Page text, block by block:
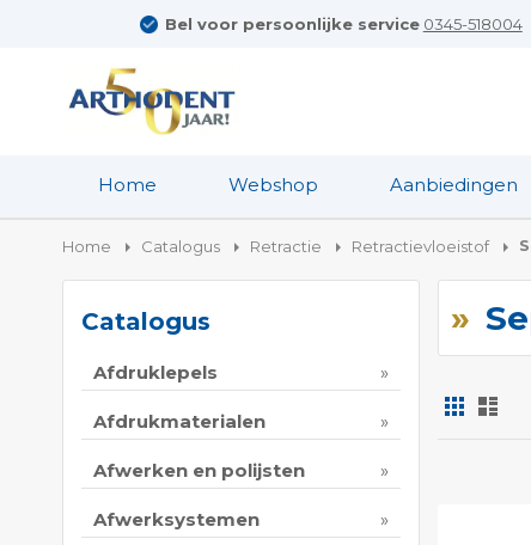
Bel voor persoonlijke service 0345-518004
Home Webshop Aanbiedingen
Home Catalogus Retractie Retractievloeistof
Foto-
tabel
Catalogus
Afdruklepels
Afdrukmaterialen
Afwerken en polijsten
Afwerksystemen